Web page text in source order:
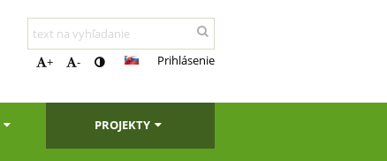
+ - Prihlásenie
PROJEKTY